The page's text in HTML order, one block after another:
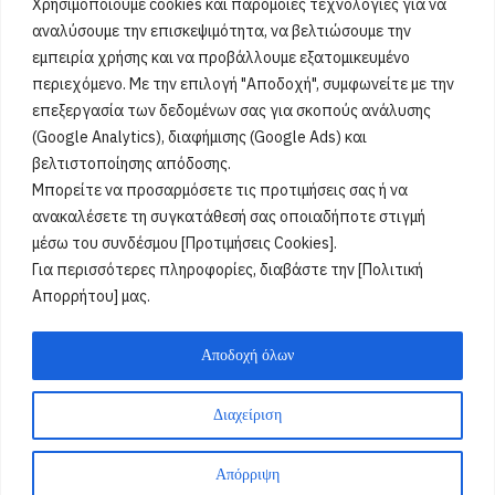
αναλύσουμε την επισκεψιμότητα, να βελτιώσουμε την
εμπειρία χρήσης και να προβάλλουμε εξατομικευμένο
περιεχόμενο. Με την επιλογή "Αποδοχή", συμφωνείτε με την
επεξεργασία των δεδομένων σας για σκοπούς ανάλυσης
(Google Analytics), διαφήμισης (Google Ads) και
βελτιστοποίησης απόδοσης.
Μπορείτε να προσαρμόσετε τις προτιμήσεις σας ή να
ανακαλέσετε τη συγκατάθεσή σας οποιαδήποτε στιγμή
μέσω του συνδέσμου [Προτιμήσεις Cookies].
Για περισσότερες πληροφορίες, διαβάστε την [Πολιτική
Απορρήτου] μας.
Διαχείριση
Απόρριψη
Αποδοχή όλων
Τριανταφυλλένιος, Τριανταφυλλίνος, Ντάφυ, Ντάφι
Όροι Χρήσης
Πολιτική Ορθής Χρήσης
Email : info@acharnestimes.gr